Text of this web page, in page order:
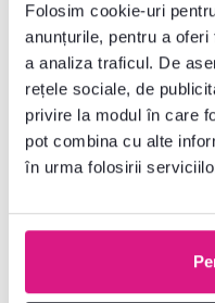
Folosim cookie-uri
anunțurile, pentru a
a analiza traficul. De
rețele sociale, de
privire la modul în care
pot combina cu alte
în urma folosirii
Noutate